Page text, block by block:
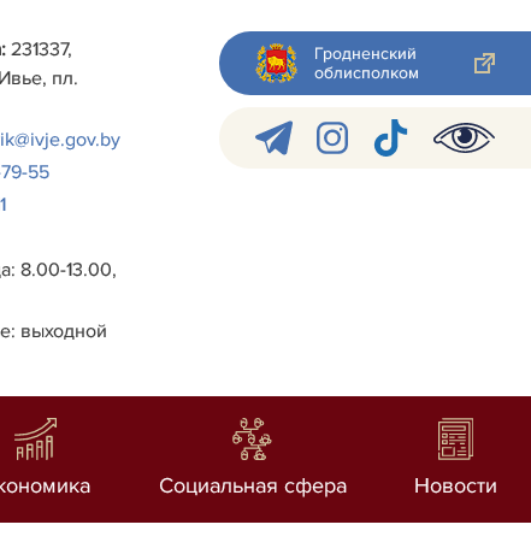
231337,
пл.
55
8.00-13.00,
выходной
Гродненский
облисполком
Социальная сфера Новости